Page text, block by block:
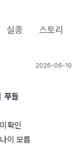
실종 스토리
2026-06-19
푸들
미확인
나이 모름